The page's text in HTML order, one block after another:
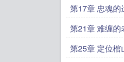
第17章 忠魂的
第21章 难缠的
第25章 定位棺